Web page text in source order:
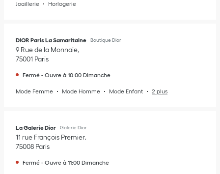
Joaillerie Horlogerie
DIOR Paris La Samaritaine Boutique Dior
9 Rue de la Monnaie
75001 Paris
Fermé - Ouvre à 10:00 Dimanche
Mode Femme Mode Homme Mode Enfant 2 plus
La Galerie Dior Galerie Dior
11 rue François Premier
75008 Paris
Fermé - Ouvre à 11:00 Dimanche